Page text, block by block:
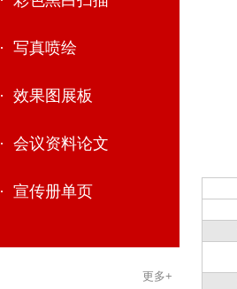
· 写真喷绘
· 效果图展板
· 会议资料论文
· 宣传册单页
更多+